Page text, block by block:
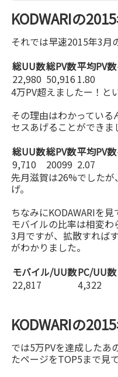
KODWARIの
それでは早速2015年3月
総UU数総PV数平均PV数
22,980 50,916 1.80
4万PV超えましたー！と
その理由はわかってい
セスあげることができま
総UU数総PV数平均PV数
9,710
20099 2.07
先月滋賀は26%でした
げ。
ちなみにKODAWARIを
モバイルの比率は相変
3月ですが、拡散すれば
がわかりました。
モバイル/UU数PC/UU数
22,817
4,322
KODWARIの
では5万PVを達成したあ
たページをTOP5まで見